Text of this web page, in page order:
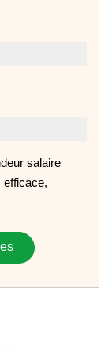
salaire
efficace,